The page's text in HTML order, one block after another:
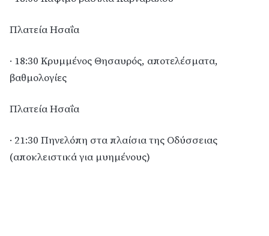
Πλατεία Ησαΐα
· 18:30 Κρυμμένος Θησαυρός, αποτελέσματα,
βαθμολογίες
Πλατεία Ησαΐα
· 21:30 Πηνελόπη στα πλαίσια της Οδύσσειας
(αποκλειστικά για μυημένους)